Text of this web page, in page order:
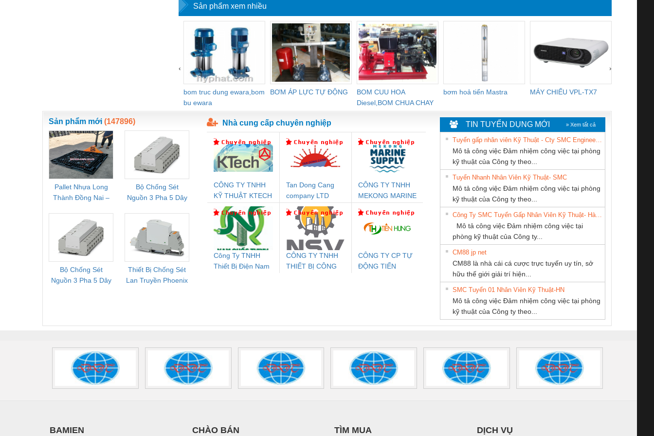
Sản phẩm xem nhiều
bom truc dung ewara,bom
bu ewara
BƠM ÁP LỰC TỰ ĐỘNG
BOM CUU HOA
Diesel,BOM CHUA CHAY
bơm hoả tiển Mastra MÁY CHIẾU VPL-TX7
‹ ›
Sản phẩm mới (147896)
Pallet Nhựa Long
Thành Đồng Nai –
Mới, Pallet Cũ Giá
Tốt
Bộ Chống Sét
Nguồn 3 Pha 5 Dây
FLT-SEC-P-T1-3S-
264/50-FM -
2909589
Bộ Chống Sét
Nguồn 3 Pha 5 Dây
Thiết Bị Chống Sét
Lan Truyền Phoenix
Rơ Le Đệm An Toàn
Phoenix Contact
PSR-PC20-1NO-
1NC-24DC-SP -
2700578
Rơ Le An Toàn
Phoenix Contact
PSR-SCP-
24UC/ESL4/3X1/1X2/B
- 2981059
Bộ Lưu Điện AC
Mô-đun Ắc Quy UPS
Bộ Lặp Tín Hiệu
PROFIBUS Phoenix
Contact PSI-REP-
2708863
Rơ Le An Toàn
Phoenix Contact
2986960 – PSR-
SCP-
24DC/FSP/2X1/1X2
Rơ Le An Toàn
Bộ giám sát chuỗi
tấm pin
TRANSCLINIC 16I+
1K5 H (2502520000)
Bộ giám sát chuỗi
tấm pin
TRANSCLINIC 16I+
1K5 L (2433950000)
Bộ giám sát dòng
TRANSCLINIC 16I+
(2008130000)
Bộ chỉnh lưu nguồn
điện TRANSCLINIC
BKE 1K5.4
(7791400879)2. Giá
Nẹp nhôm chống
trơn Đà Nẵng
Nhà cung cấp chuyên nghiệp
CÔNG TY TNHH
KỸ THUẬT KTECH
VIỆT NAM
Tan Dong Cang
company LTD
CÔNG TY TNHH
MEKONG MARINE
Công Ty TNHH
Thiết Bị Điện Nam
CÔNG TY TNHH
THIẾT BỊ CÔNG
CÔNG TY CP TỰ
ĐỘNG TIẾN
Công ty TNHH
Thương Mại SX Ba
Miền
CÔNG TY TNHH
KINH DOANH
DỊCH VỤ XNK
PHƯƠNG NAM
Cty TNHH TM QC
CONG TY TNHH
TM-DV DAI DONG
THANH
THƯƠNG MẠI
DỊCH VỤ KỸ
THUẬT ĐIỆN CƠ
GIA HƯNG PHÁT
PHẦN DÂY VÀ
TIN TUYỂN DỤNG MỚI » Xem tất cả
Tuyển gấp nhân viên Kỹ Thuật - Cty SMC Engineering
Mô tả công việc Đảm nhiệm công việc tại phòng
kỹ thuật của Công ty theo...
Tuyển Nhanh Nhân Viên Kỹ Thuật- SMC
Mô tả công việc Đảm nhiệm công việc tại phòng
kỹ thuật của Công ty theo...
Công Ty SMC Tuyển Gấp Nhân Viên Kỹ Thuật- Hà Nội
Mô tả công việc Đảm nhiệm công việc tại
phòng kỹ thuật của Công ty...
CM88 jp net
CM88 là nhà cái cá cược trực tuyến uy tín, sở
hữu thế giới giải trí hiện...
SMC Tuyển 01 Nhân Viên Kỹ Thuật-HN
Mô tả công việc Đảm nhiệm công việc tại phòng
kỹ thuật của Công ty theo...
BAMIEN CHÀO BÁN TÌM MUA DỊCH VỤ